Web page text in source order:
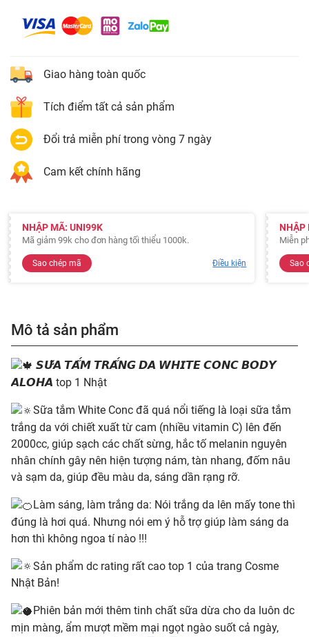
Giao hàng toàn quốc
Tích điểm tất cả sản phẩm
Đổi trả miễn phí trong vòng 7 ngày
Cam kết chính hãng
NHẬP MÃ: UNI99K
Mã giảm 99k cho đơn hàng tối thiểu 1000k.
Sao chép mã Điều kiện
NHẬP
Miễn
Sao
Mô tả sản phẩm
𝙎𝙐̛̃𝘼 𝙏𝘼̆́𝙈 𝙏𝙍𝘼̆́𝙉𝙂 𝘿𝘼 𝙒𝙃𝙄𝙏𝙀 𝘾𝙊𝙉𝘾 𝘽𝙊𝘿𝙔
𝘼𝙇𝙊𝙃𝘼 top 1 Nhật
Sữa tắm White Conc đã quá nổi tiếng là loại sữa tắm
trắng da với chiết xuất từ cam (nhiều vitamin C) lên đến
2000cc, giúp sạch các chất sừng, hắc tố melanin nguyên
nhân chính gây nên hiện tượng nám, tàn nhang, đốm nâu
và sạm da, giúp đều màu da, sáng dần rạng rỡ.
Làm sáng, làm trắng da: Nói trắng da lên mấy tone thì
đúng là hơi quá. Nhưng nói em ý hỗ trợ giúp làm sáng da
hơn thì không ngoa tí nào !!!
Sản phẩm dc rating rất cao top 1 của trang Cosme
Nhật Bản!
Phiên bản mới thêm tinh chất sữa dừa cho da luôn dc
mịn màng, ẩm mượt mềm mại ngọt ngào suốt cả ngày,